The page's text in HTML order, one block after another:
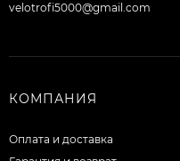
velotrofi5000@gmail.com
КОМПАНИЯ
Оплата и доставка